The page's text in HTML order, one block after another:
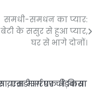
समधी-समधन का प्यार:
बेटी के ससुर से हुआ प्यार,
घर से भागे दोनों।